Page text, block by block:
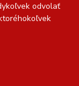
odvolať